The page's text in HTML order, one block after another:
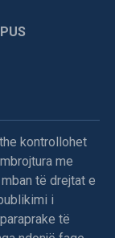
kontrollohet
me
të drejtat e
i
të